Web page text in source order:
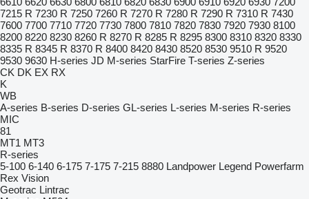
7215 R 7230 R 7250 7260 R 7270 R 7280 R 7290 R 7310 R 7430
7600 7700 7710 7720 7730 7800 7810 7820 7830 7920 7930 8100
8200 8220 8230 8260 R 8270 R 8285 R 8295 8300 8310 8320 8330
8335 R 8345 R 8370 R 8400 8420 8430 8520 8530 9510 R 9520
9530 9630 H-series JD M-series StarFire T-series Z-series
CK DK EX RX
K
WB
A-series B-series D-series GL-series L-series M-series R-series
MIC
81
MT1 MT3
R-series
5-100 6-140 6-175 7-175 7-215 8880 Landpower Legend Powerfarm
Rex Vision
Geotrac Lintrac